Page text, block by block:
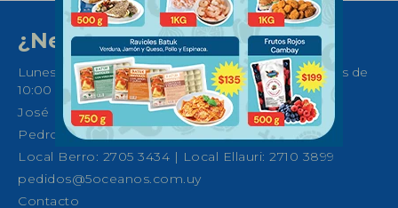
¿Necesitas ayuda?
Lunes a Sábados de 08:30 a 21:00 horas y Domingos de
10:00 a 14:00
José Ellauri 558, Montevideo
Pedro Fco. Berro 1039, Montevideo
Local Berro: 2705 3434 | Local Ellauri: 2710 3899
pedidos@5oceanos.com.uy
Contacto